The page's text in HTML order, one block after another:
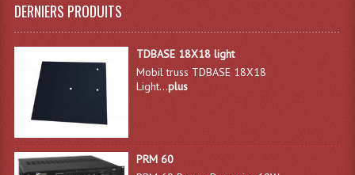
Haut-Parleurs Amplis Guitare
Moteurs Pavillons Pour Enceinte
Tweeters Pour Enceintes
Platines Disque Vinyles
DERNIERS PRODUITS
TDBASE 18X18 light
Mobil truss TDBASE 18X18
Light...plus
PRM 60